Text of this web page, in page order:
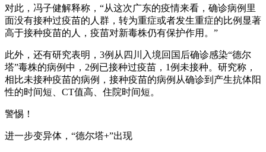
对此，冯子健解释称，“从这次广东的疫情来看，确诊病例里
面没有接种过疫苗的人群，转为重症或者发生重症的比例显著
高于接种疫苗的人，疫苗对新毒株仍有保护作用。”
此外，还有研究表明，3例从四川入境回国后确诊感染“德尔
塔”毒株的病例中，2例已接种过疫苗，1例未接种。研究称，
相比未接种疫苗的病例，接种疫苗的病例从确诊到产生抗体阳
性的时间短、CT值高、住院时间短。
警惕！
进一步变异体，“德尔塔+”出现